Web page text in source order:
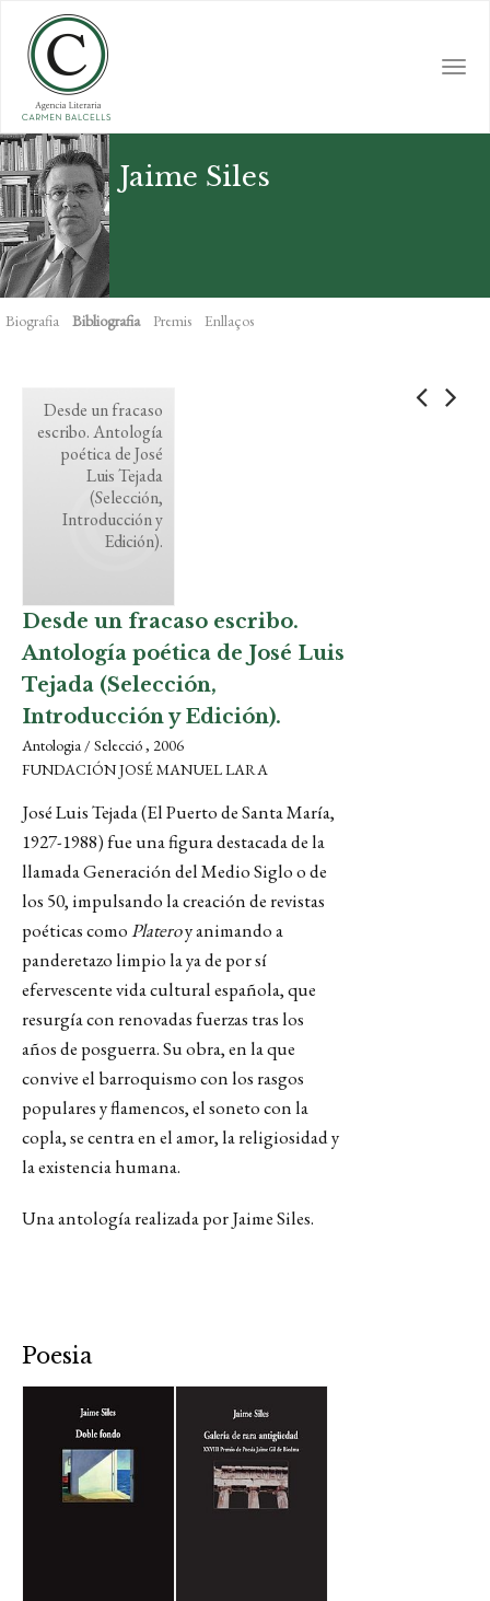
main
content
Jaime Siles
Biografia Bibliografia Premis Enllaços
Desde un fracaso
escribo. Antología
poética de José
Luis Tejada
(Selección,
Introducción y
Edición).
Desde un fracaso escribo.
Antología poética de José Luis
Tejada (Selección,
Introducción y Edición).
Antologia / Selecció , 2006
FUNDACIÓN JOSÉ MANUEL LARA
José Luis Tejada (El Puerto de Santa María,
1927-1988) fue una figura destacada de la
llamada Generación del Medio Siglo o de
los 50, impulsando la creación de revistas
poéticas comoPlateroy animando a
panderetazo limpio la ya de por sí
efervescente vida cultural española, que
resurgía con renovadas fuerzas tras los
años de posguerra. Su obra, en la que
convive el barroquismo con los rasgos
populares y flamencos, el soneto con la
copla, se centra en el amor, la religiosidad y
la existencia humana.
Una antología realizada por Jaime Siles.
Poesia